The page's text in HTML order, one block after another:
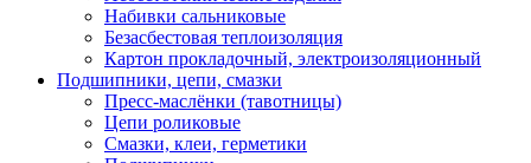
Набивки сальниковые
Безасбестовая теплоизоляция
Картон прокладочный, электроизоляционный
Подшипники, цепи, смазки
Пресс-маслёнки (тавотницы)
Цепи роликовые
Смазки, клеи, герметики